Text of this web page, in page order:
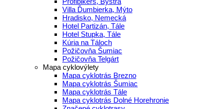
Villa Ďumbierka, Mýto
Hradisko, Nemecká
Hotel Partizán, Tále
Hotel Stupka, Tále
Kúria na Táloch
Požičovňa Šumiac
Požičovňa Telgárt
Mapa cyklovýlety
Mapa cyklotrás Brezno
Mapa cyklotrás Šumiac
Mapa cyklotrás Tále
Mapa cyklotrás Dolné Horehronie